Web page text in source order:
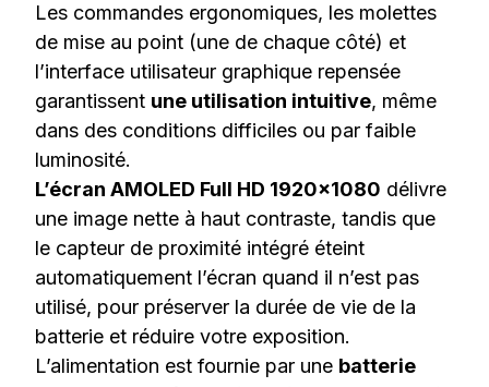
Les commandes ergonomiques, les molettes
de mise au point (une de chaque côté) et
l’interface utilisateur graphique repensée
garantissent une utilisation intuitive, même
dans des conditions difficiles ou par faible
luminosité.
L’écran AMOLED Full HD 1920×1080 délivre
une image nette à haut contraste, tandis que
le capteur de proximité intégré éteint
automatiquement l’écran quand il n’est pas
utilisé, pour préserver la durée de vie de la
batterie et réduire votre exposition.
L’alimentation est fournie par une batterie